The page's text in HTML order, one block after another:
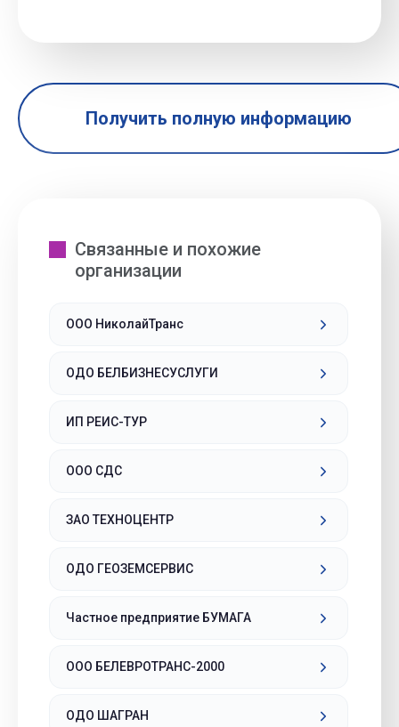
Получить полную информацию
Связанные и похожие
организации
ООО НиколайТранс
ОДО БЕЛБИЗНЕСУСЛУГИ
ИП РЕИС-ТУР
ООО СДС
ЗАО ТЕХНОЦЕНТР
ОДО ГЕОЗЕМСЕРВИС
Частное предприятие БУМАГА
ООО БЕЛЕВРОТРАНС-2000
ОДО ШАГРАН